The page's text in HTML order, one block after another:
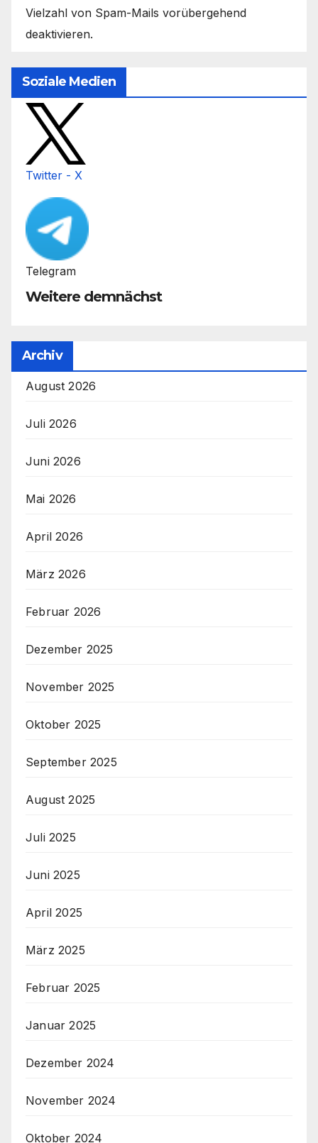
Vielzahl von Spam-Mails vorübergehend
deaktivieren.
Soziale Medien
Twitter - X
Telegram
Weitere demnächst
Archiv
August 2026
Juli 2026
Juni 2026
Mai 2026
April 2026
März 2026
Februar 2026
Dezember 2025
November 2025
Oktober 2025
September 2025
August 2025
Juli 2025
Juni 2025
April 2025
März 2025
Februar 2025
Januar 2025
Dezember 2024
November 2024
Oktober 2024